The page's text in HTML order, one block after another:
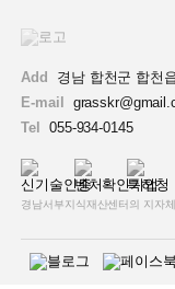
Add
경남 합천군 합천
E-mail
Tel
055-934-0145
경남서부지식재산센터의 지자